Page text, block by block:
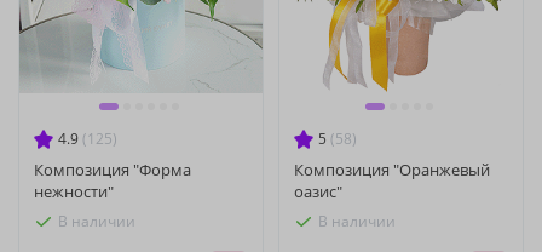
4.9 (125)
Композиция "Форма
нежности"
В наличии
5 (58)
Композиция "Оранжевый
оазис"
В наличии